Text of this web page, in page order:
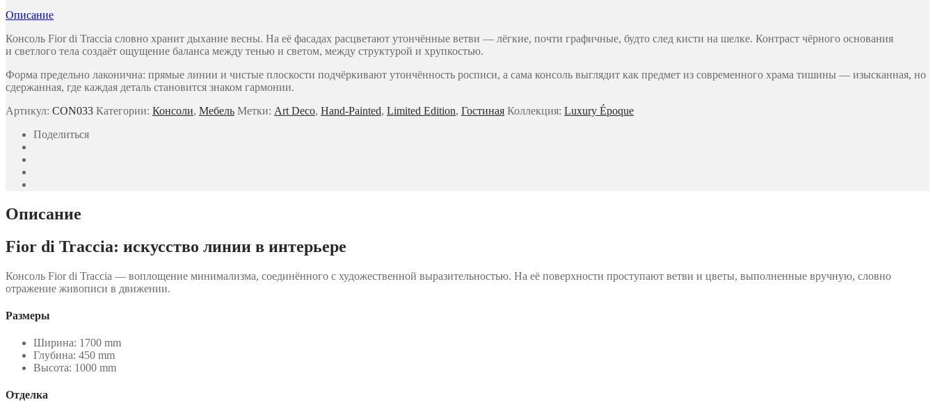
Описание
Консоль Fior di Traccia словно хранит дыхание весны. На её фасадах расцветают утончённые ветви — лёгкие, почти графичные, будто след кисти на шелке. Контраст чёрного основания
и светлого тела создаёт ощущение баланса между тенью и светом, между структурой и хрупкостью.
Форма предельно лаконична: прямые линии и чистые плоскости подчёркивают утончённость росписи, а сама консоль выглядит как предмет из современного храма тишины — изысканная, но
сдержанная, где каждая деталь становится знаком гармонии.
Артикул: CON033 Категории: Консоли, Мебель Метки: Art Deco, Hand-Painted, Limited Edition, Гостиная Коллекция: Luxury Époque
Поделиться
Описание
Fior di Traccia: искусство линии в интерьере
Консоль Fior di Traccia — воплощение минимализма, соединённого с художественной выразительностью. На её поверхности проступают ветви и цветы, выполненные вручную, словно
отражение живописи в движении.
Размеры
Ширина: 1700 mm
Глубина: 450 mm
Высота: 1000 mm
Отделка